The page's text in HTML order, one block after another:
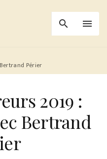
search menu
Périer
2019 :
Bertrand